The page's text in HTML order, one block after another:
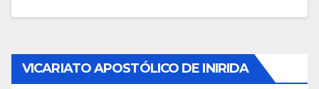
VICARIATO APOSTÓLICO DE INIRIDA